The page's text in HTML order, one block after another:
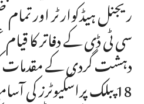
ریجنل ہیڈکوارٹر اور
سی ٹی ڈی کے دفاتر کا
دہشت گردی کے مقدمات
18 پبلک پراسکیوٹرز کی